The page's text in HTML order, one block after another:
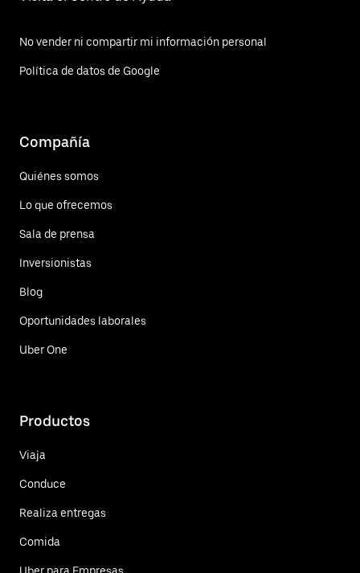
No vender ni compartir mi información personal
Política de datos de Google
Compañía
Quiénes somos
Lo que ofrecemos
Sala de prensa
Inversionistas
Blog
Oportunidades laborales
Uber One
Productos
Viaja
Conduce
Realiza entregas
Comida